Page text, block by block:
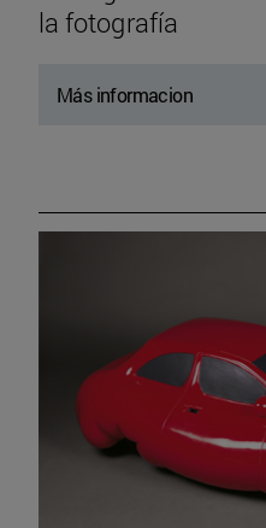
la fotografía
Más informacion